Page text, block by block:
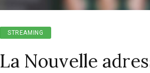
STREAMING
La Nouvelle